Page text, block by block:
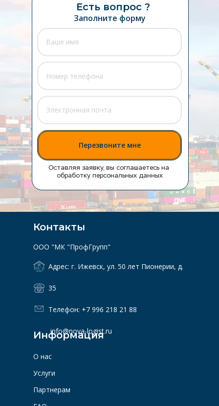
Есть вопрос ?
обработку персональных данных
Заполните форму
Перезвоните мне
ООО "МК "ПрофГрупп"
Контакты
Информация
О нас
Услуги
Партнерам
Адрес: г. Ижевск, ул. 50 лет Пионерии, д.
35
Телефон: +7 996 218 21 88
info@nova-logist.ru